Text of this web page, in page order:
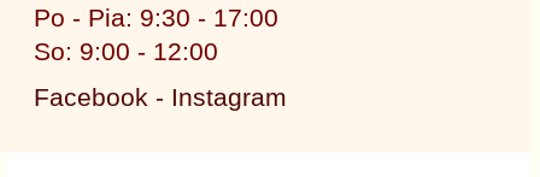
Po - Pia: 9:30 - 17:00
So: 9:00 - 12:00
Facebook - Instagram